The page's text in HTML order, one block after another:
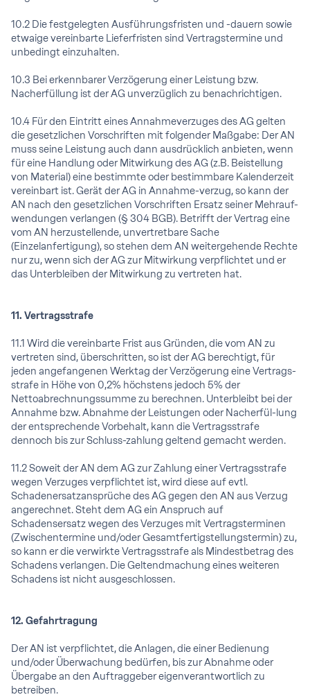
10.2 Die festgelegten Ausführungsfristen und -dauern sowie
etwaige vereinbarte Lieferfristen sind Vertragstermine und
unbedingt einzuhalten.
10.3 Bei erkennbarer Verzögerung einer Leistung bzw.
Nacherfüllung ist der AG unverzüglich zu benachrichtigen.
10.4 Für den Eintritt eines Annahmeverzuges des AG gelten
die gesetzlichen Vorschriften mit folgender Maßgabe: Der AN
muss seine Leistung auch dann ausdrücklich anbieten, wenn
für eine Handlung oder Mitwirkung des AG (z.B. Beistellung
von Material) eine bestimmte oder bestimmbare Kalenderzeit
vereinbart ist. Gerät der AG in Annahme-verzug, so kann der
AN nach den gesetzlichen Vorschriften Ersatz seiner Mehrauf-
wendungen verlangen (§ 304 BGB). Betrifft der Vertrag eine
vom AN herzustellende, unvertretbare Sache
(Einzelanfertigung), so stehen dem AN weitergehende Rechte
nur zu, wenn sich der AG zur Mitwirkung verpflichtet und er
das Unterbleiben der Mitwirkung zu vertreten hat.
11. Vertragsstrafe
11.1 Wird die vereinbarte Frist aus Gründen, die vom AN zu
vertreten sind, überschritten, so ist der AG berechtigt, für
jeden angefangenen Werktag der Verzögerung eine Vertrags-
strafe in Höhe von 0,2% höchstens jedoch 5% der
Nettoabrechnungssumme zu berechnen. Unterbleibt bei der
Annahme bzw. Abnahme der Leistungen oder Nacherfül-lung
der entsprechende Vorbehalt, kann die Vertragsstrafe
dennoch bis zur Schluss-zahlung geltend gemacht werden.
11.2 Soweit der AN dem AG zur Zahlung einer Vertragsstrafe
wegen Verzuges verpflichtet ist, wird diese auf evtl.
Schadenersatzansprüche des AG gegen den AN aus Verzug
angerechnet. Steht dem AG ein Anspruch auf
Schadensersatz wegen des Verzuges mit Vertragsterminen
(Zwischentermine und/oder Gesamtfertigstellungstermin) zu,
so kann er die verwirkte Vertragsstrafe als Mindestbetrag des
Schadens verlangen. Die Geltendmachung eines weiteren
Schadens ist nicht ausgeschlossen.
12. Gefahrtragung
Der AN ist verpflichtet, die Anlagen, die einer Bedienung
und/oder Überwachung bedürfen, bis zur Abnahme oder
Übergabe an den Auftraggeber eigenverantwortlich zu
betreiben.